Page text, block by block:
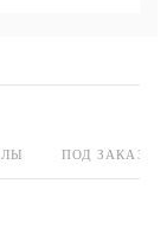
ПОД ЗАКАЗ